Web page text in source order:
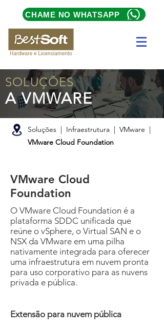
CHAME NO WHATSAPP
SOLUÇÕES
A VMWARE
Soluções | Infraestrutura | VMware |
VMware Cloud Foundation
VMware Cloud
Foundation
O VMware Cloud Foundation é a
plataforma SDDC unificada que
reúne o vSphere, o Virtual SAN e o
NSX da VMware em uma pilha
nativamente integrada para oferecer
uma infraestrutura em nuvem pronta
para uso corporativo para as nuvens
privada e pública.
Extensão para nuvem pública